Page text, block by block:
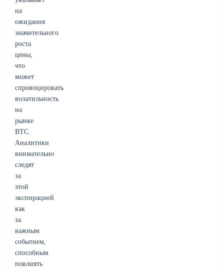
на
ожидания
значительного
роста
цены,
что
может
спровоцировать
волатильность
на
рынке
BTC.
Аналитики
внимательно
следят
за
этой
экспирацией
как
за
важным
событием,
способным
повлиять